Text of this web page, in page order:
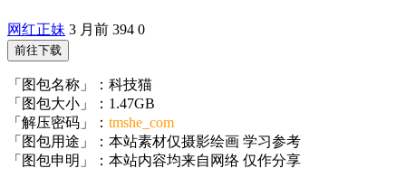
网红正妹 3 月前 394 0
前往下载
「图包名称」：科技猫
「图包大小」：1.47GB
「解压密码」： tmshe_com
「图包用途」：本站素材仅摄影绘画 学习参考
「图包申明」：本站内容均来自网络 仅作分享